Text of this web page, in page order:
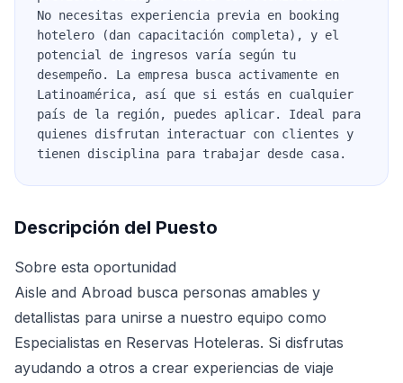
No necesitas experiencia previa en booking
hotelero (dan capacitación completa), y el
potencial de ingresos varía según tu
desempeño. La empresa busca activamente en
Latinoamérica, así que si estás en cualquier
país de la región, puedes aplicar. Ideal para
quienes disfrutan interactuar con clientes y
tienen disciplina para trabajar desde casa.
Descripción del Puesto
Sobre esta oportunidad
Aisle and Abroad busca personas amables y
detallistas para unirse a nuestro equipo como
Especialistas en Reservas Hoteleras. Si disfrutas
ayudando a otros a crear experiencias de viaje